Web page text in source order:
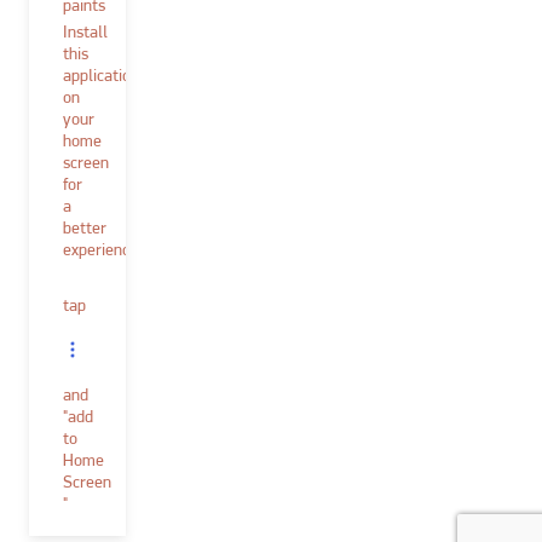
paints
Install
this
application
on
your
home
screen
for
a
better
experience.
tap
and
"add
to
Home
Screen
"